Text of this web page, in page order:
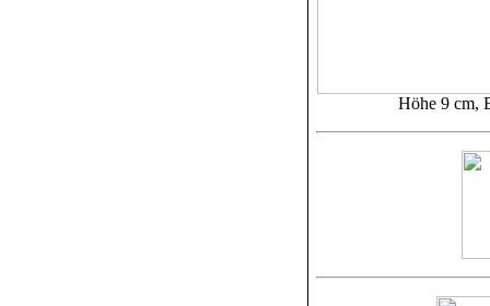
Höhe 9 cm,